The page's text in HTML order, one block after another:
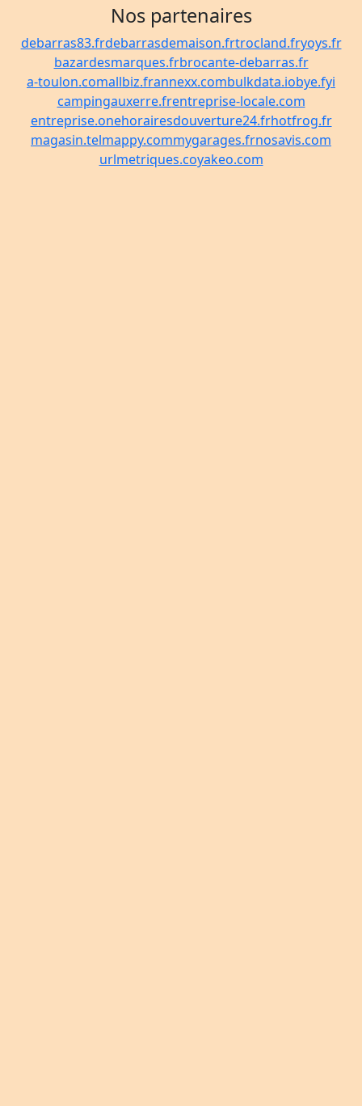
Nos partenaires
debarras83.frdebarrasdemaison.frtrocland.fryoys.fr
bazardesmarques.frbrocante-debarras.fr
a-toulon.comallbiz.frannexx.combulkdata.iobye.fyi
campingauxerre.frentreprise-locale.com
entreprise.onehorairesdouverture24.frhotfrog.fr
magasin.telmappy.commygarages.frnosavis.com
urlmetriques.coyakeo.com